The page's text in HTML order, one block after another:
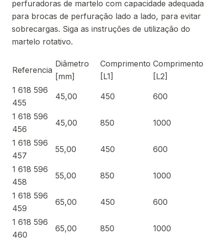
perfuradoras de martelo com capacidade adequada
para brocas de perfuração lado a lado, para evitar
sobrecargas. Siga as instruções de utilização do
martelo rotativo.
Referencia
Diâmetro
[mm]
Comprimento
[L1]
Comprimento
[L2]
1 618 596
455
45,00 450 600
1 618 596
456
45,00 850 1000
1 618 596
457
55,00 450 600
1 618 596
458
55,00 850 1000
1 618 596
459
65,00 450 600
1 618 596
460
65,00 850 1000